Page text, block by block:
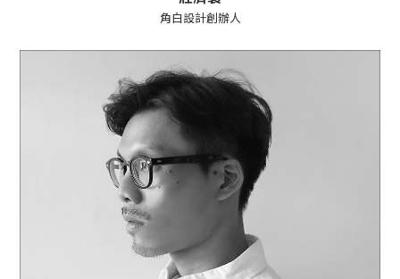
角白設計創辦人